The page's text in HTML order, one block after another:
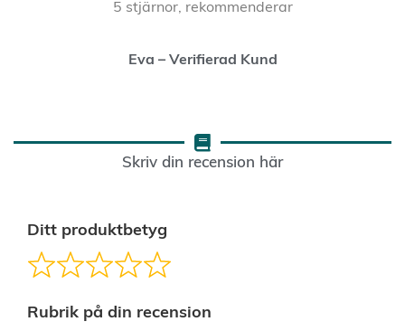
5 stjärnor, rekommenderar
Eva – Verifierad Kund
Skriv din recension här
Ditt produktbetyg
Rubrik på din recension